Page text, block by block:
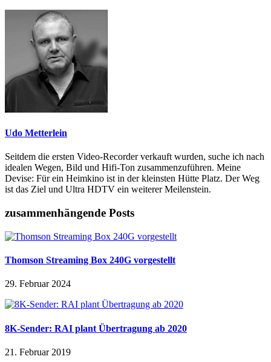
Udo Metterlein
Seitdem die ersten Video-Recorder verkauft wurden, suche ich nach
idealen Wegen, Bild und Hifi-Ton zusammenzuführen. Meine
Devise: Für ein Heimkino ist in der kleinsten Hütte Platz. Der Weg
ist das Ziel und Ultra HDTV ein weiterer Meilenstein.
zusammenhängende Posts
Thomson Streaming Box 240G vorgestellt
29. Februar 2024
8K-Sender: RAI plant Übertragung ab 2020
21. Februar 2019